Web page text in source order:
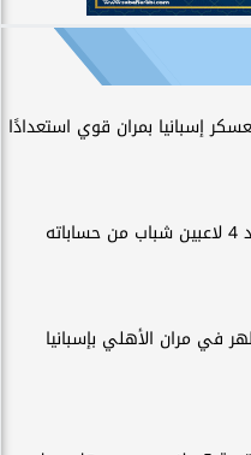
إسبانيا بمران قوي استعدادًا
الزمالك يستبعد 4 لاعبين شباب من حساباته
في مران الأهلي بإسبانيا